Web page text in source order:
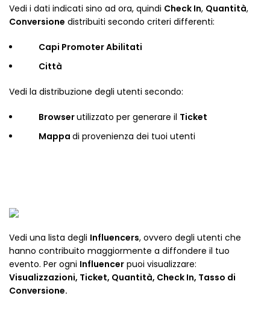
Vedi i dati indicati sino ad ora, quindi Check In, Quantità,
Conversione distribuiti secondo criteri differenti:
Capi Promoter Abilitati
Città
Vedi la distribuzione degli utenti secondo:
Browserutilizzato per generare il Ticket
Mappa di provenienza dei tuoi utenti
Vedi una lista degli Influencers, ovvero degli utenti che
hanno contribuito maggiormente a diffondere il tuo
evento. Per ogni Influencer puoi visualizzare:
Visualizzazioni, Ticket, Quantità, Check In, Tasso di
Conversione.